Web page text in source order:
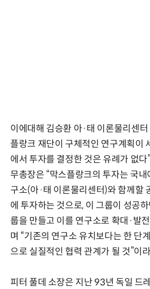
이에대해 김승환 아·태 이론물리센
플랑크 재단이 구체적인 연구계획이
에서 투자를 결정한 것은 유례가 없다
무총장은 “막스플랑크의 투자는 국내
구소(아·태 이론물리센터)와 함께할
에 투자하는 것으로, 이 그룹이 성공
룹을 만들고 이를 연구소로 확대·발
며 “기존의 연구소 유치보다는 한 단
으로 실질적인 협력 관계가 될 것”이
피터 풀데 소장은 지난 93년 독일 드